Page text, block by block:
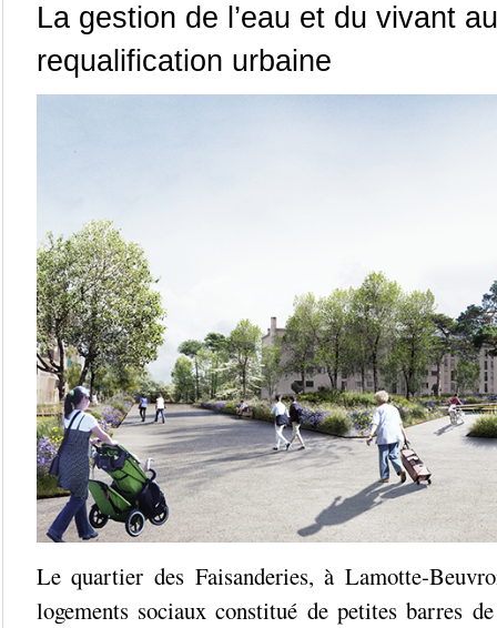
La gestion de l’eau et du vivant
requalification urbaine
Le quartier des Faisanderies, à Lamotte-
logements sociaux constitué de petites barres